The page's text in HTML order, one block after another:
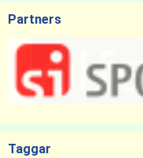
Partners
Taggar